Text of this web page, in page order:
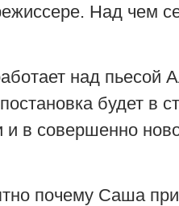
Над чем
над
будет в
и в совершенно
почему Саша